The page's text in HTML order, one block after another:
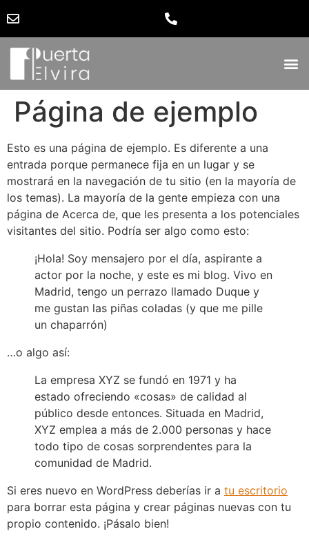
Página de ejemplo
Esto es una página de ejemplo. Es diferente a una
entrada porque permanece fija en un lugar y se
mostrará en la navegación de tu sitio (en la mayoría de
los temas). La mayoría de la gente empieza con una
página de Acerca de, que les presenta a los potenciales
visitantes del sitio. Podría ser algo como esto:
¡Hola! Soy mensajero por el día, aspirante a
actor por la noche, y este es mi blog. Vivo en
Madrid, tengo un perrazo llamado Duque y
me gustan las piñas coladas (y que me pille
un chaparrón)
…o algo así:
La empresa XYZ se fundó en 1971 y ha
estado ofreciendo «cosas» de calidad al
público desde entonces. Situada en Madrid,
XYZ emplea a más de 2.000 personas y hace
todo tipo de cosas sorprendentes para la
comunidad de Madrid.
Si eres nuevo en WordPress deberías ir a tu escritorio
para borrar esta página y crear páginas nuevas con tu
propio contenido. ¡Pásalo bien!